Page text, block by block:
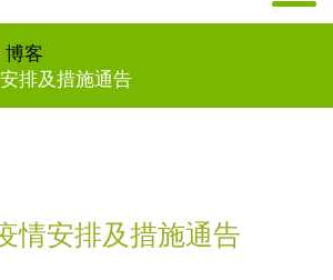
博客
排及措施通告
情安排及措施通告